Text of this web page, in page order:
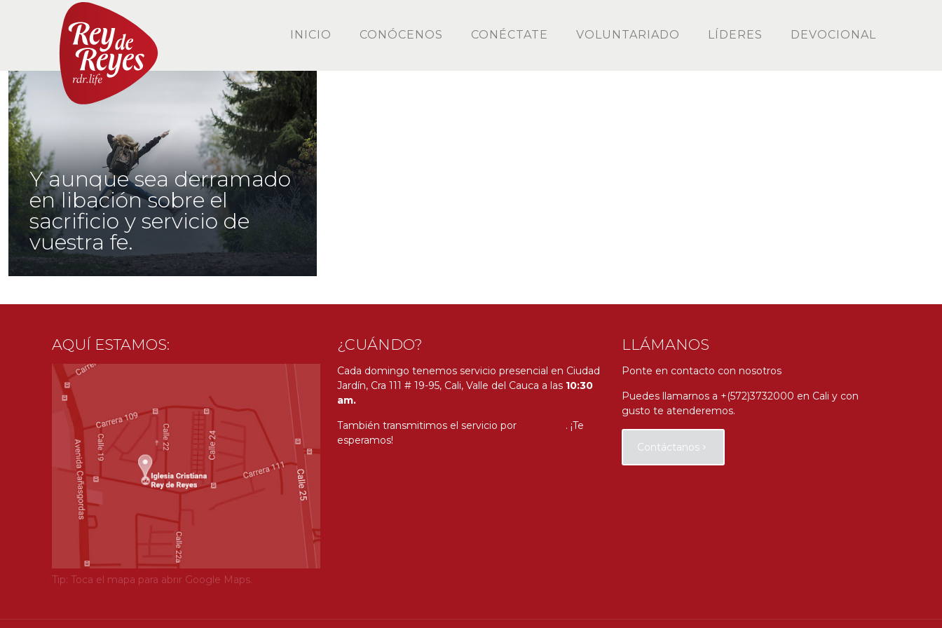
INICIO CONÓCENOS CONÉCTATE VOLUNTARIADO LÍDERES DEVOCIONAL
Y aunque sea derramado
en libación sobre el
sacrificio y servicio de
vuestra fe.
AQUÍ ESTAMOS:
Tip: Toca el mapa para abrir Google Maps.
¿CUÁNDO?
Cada domingo tenemos servicio presencial en Ciudad
Jardín, Cra 111 # 19-95, Cali, Valle del Cauca a las 10:30
am.
También transmitimos el servicio por
. ¡Te
esperamos!
LLÁMANOS
Ponte en contacto con nosotros
Puedes llamarnos a +(572)3732000 en Cali y con
gusto te atenderemos.
Contáctanos